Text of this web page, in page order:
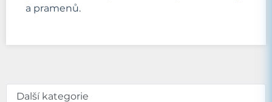
a pramenů.
Další kategorie